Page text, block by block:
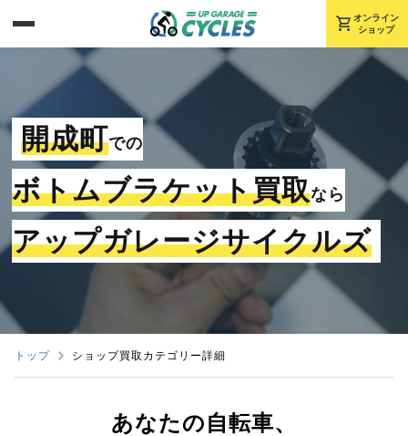
shopping_cart オンライン
ショップ
開成町での
ボトムブラケット買取なら
アップガレージサイクルズ
トップ ショップ買取カテゴリー詳細
あなたの自転車、